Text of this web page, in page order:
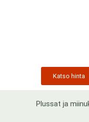
Katso hinta
Plussat ja